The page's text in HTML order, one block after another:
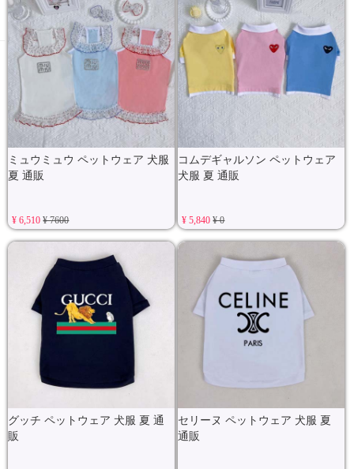
ミュウミュウ ペットウェア 犬服
夏 通販
¥ 6,510¥ 7600
コムデギャルソン ペットウェア
犬服 夏 通販
¥ 5,840¥ 0
グッチ ペットウェア 犬服 夏 通
販
セリーヌ ペットウェア 犬服 夏
通販